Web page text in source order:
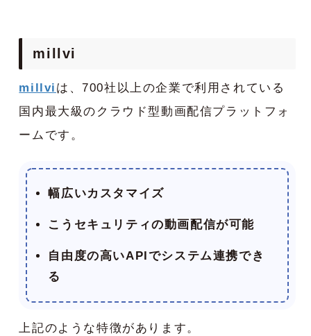
millvi
millvi は、700社以上の企業で利用されている
国内最大級のクラウド型動画配信プラットフォ
ームです。
幅広いカスタマイズ
こうセキュリティの動画配信が可能
自由度の高いAPIでシステム連携でき
る
上記のような特徴があります。